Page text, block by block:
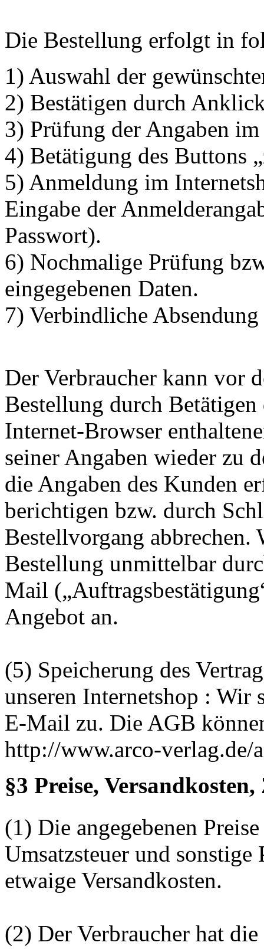
Die Bestellung erfolgt in
1) Auswahl der
2) Bestätigen durch
3) Prüfung der Angaben
4) Betätigung des Buttons
5) Anmeldung im
Eingabe der
Passwort).
6) Nochmalige Prüfung
eingegebenen Daten.
7) Verbindliche
Der Verbraucher kann vor
Bestellung durch
Internet-Browser
seiner Angaben wieder zu
die Angaben des Kunden
berichtigen bzw. durch
Bestellvorgang abbrechen.
Bestellung unmittelbar
Mail
Angebot an.
(5) Speicherung des
unseren Internetshop : Wir
E-Mail zu. Die AGB
http://www.arco-verlag.de/
§3 Preise,
(1) Die angegebenen
Umsatzsteuer und
etwaige Versandkosten.
(2) Der Verbraucher hat